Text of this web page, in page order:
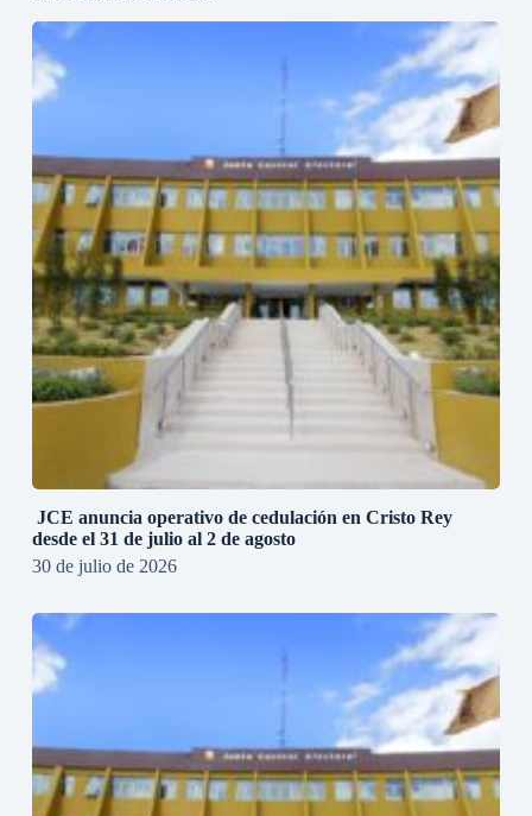
JCE anuncia operativo de cedulación en Cristo Rey
desde el 31 de julio al 2 de agosto
30 de julio de 2026